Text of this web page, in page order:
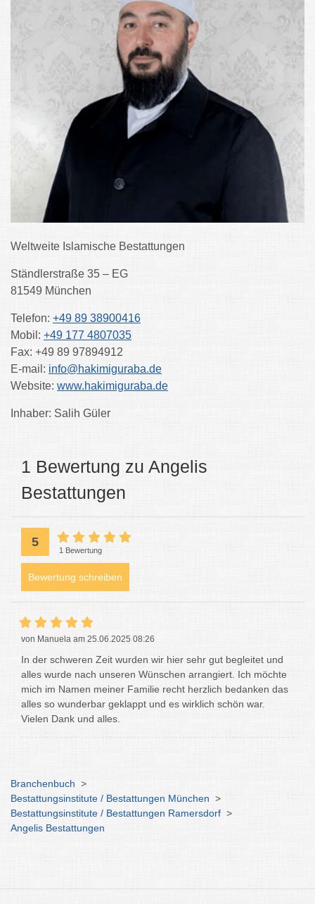
Weltweite Islamische Bestattungen
Ständlerstraße 35 – EG
81549 München
Telefon: +49 89 38900416
Mobil: +49 177 4807035
Fax: +49 89 97894912
E-mail: info@hakimiguraba.de
Website: www.hakimiguraba.de
Inhaber: Salih Güler
1 Bewertung zu Angelis
Bestattungen
5
1 Bewertung
Bewertung schreiben
von Manuela am 25.06.2025 08:26
In der schweren Zeit wurden wir hier sehr gut begleitet und
alles wurde nach unseren Wünschen arrangiert. Ich möchte
mich im Namen meiner Familie recht herzlich bedanken das
alles so wunderbar geklappt und es wirklich schön war.
Vielen Dank und alles.
Branchenbuch >
Bestattungsinstitute / Bestattungen München >
Bestattungsinstitute / Bestattungen Ramersdorf >
Angelis Bestattungen